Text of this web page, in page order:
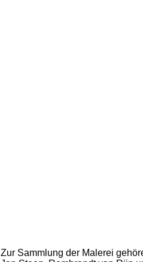
Zur Sammlung der Malerei